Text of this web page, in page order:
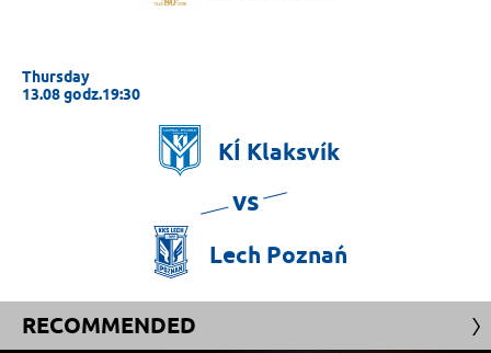
Thursday
13.08 godz.19:30
KÍ Klaksvík
vs
Lech Poznań
RECOMMENDED